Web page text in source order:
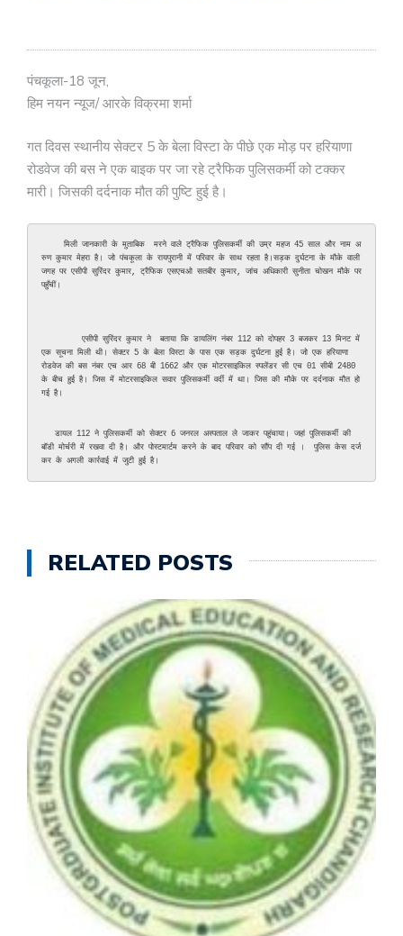
पंचकूला-18 जून,
हिम नयन न्यूज/ आरके विक्रमा शर्मा
गत दिवस स्थानीय सेक्टर 5 के बेला विस्टा के पीछे एक मोड़ पर हरियाणा
रोडवेज की बस ने एक बाइक पर जा रहे ट्रैफिक पुलिसकर्मी को टक्कर
मारी। जिसकी दर्दनाक मौत की पुष्टि हुई है।
रुण कुमार मेहरा है। जो पंचकूला के रायपुरानी में परिवार के साथ रहता है।सड़क दुर्घटना के मौके वाली
जगह पर एसीपी सुरिंदर कुमार, ट्रैफिक एसएचओ सतबीर कुमार, जांच अधिकारी सुनीता चोखन मौके पर
पहुँचीं।
एक सूचना मिली थी। सेक्टर 5 के बेला विस्टा के पास एक सड़क दुर्घटना हुई है। जो एक हरियाणा
रोडवेज की बस नंबर एच आर 68 बी 1662 और एक मोटरसाइकिल स्पलेंडर सी एच 01 सीबी 2480
के बीच हुई है। जिस में मोटरसाइकिल सवार पुलिसकर्मी वर्दी में था। जिस की मौके पर दर्दनाक मौत हो
गई है।
बॉडी मोर्चरी में रखवा दी है। और पोस्टमार्टम करने के बाद परिवार को सौंप दी गई ।  पुलिस केस दर्ज
कर के अगली कार्रवाई में जुटी हुई है।
RELATED POSTS